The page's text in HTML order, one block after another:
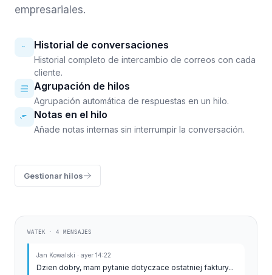
empresariales.
Historial de conversaciones
Historial completo de intercambio de correos con cada
cliente.
Agrupación de hilos
Agrupación automática de respuestas en un hilo.
Notas en el hilo
Añade notas internas sin interrumpir la conversación.
Gestionar hilos
WATEK · 4 MENSAJES
Jan Kowalski · ayer 14:22
Dzien dobry, mam pytanie dotyczace ostatniej faktury...